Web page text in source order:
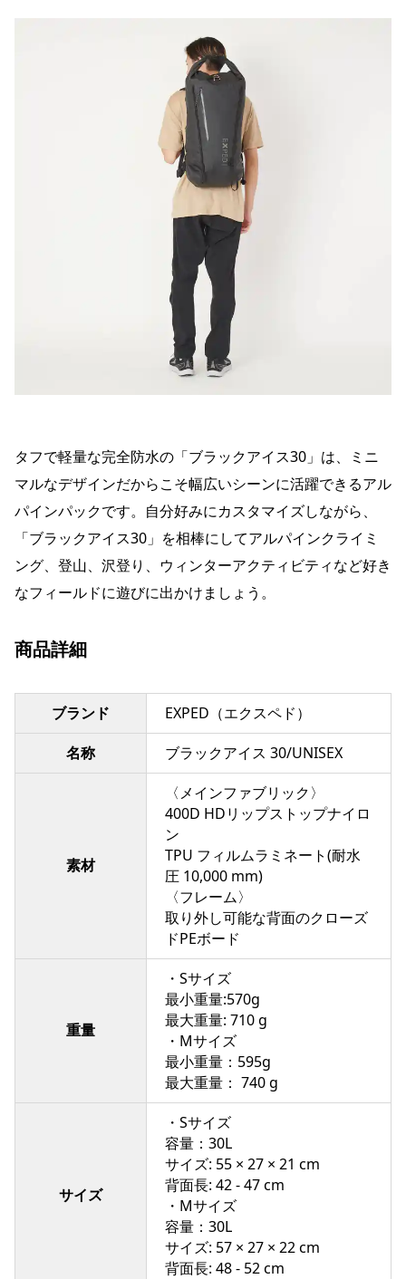
タフで軽量な完全防水の「ブラックアイス30」は、ミニ
マルなデザインだからこそ幅広いシーンに活躍できるアル
パインパックです。自分好みにカスタマイズしながら、
「ブラックアイス30」を相棒にしてアルパインクライミ
ング、登山、沢登り、ウィンターアクティビティなど好き
なフィールドに遊びに出かけましょう。
商品詳細
ブランド
EXPED（エクスペド）
名称
ブラックアイス 30/UNISEX
素材
〈メインファブリック〉
400D HDリップストップナイロ
ン
TPU フィルムラミネート(耐水
圧 10,000 mm)
〈フレーム〉
取り外し可能な背面のクローズ
ドPEボード
重量
・Sサイズ
最小重量:570g
最大重量: 710 g
・Mサイズ
最小重量：595g
最大重量： 740 g
サイズ
・Sサイズ
容量：30L
サイズ: 55 × 27 × 21 cm
背面長: 42 - 47 cm
・Mサイズ
容量：30L
サイズ: 57 × 27 × 22 cm
背面長: 48 - 52 cm